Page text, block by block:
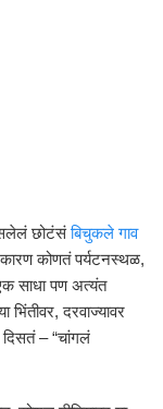
असलेलं छोटंसंबिचुकले गाव
कोणतं पर्यटनस्थळ,
साधा पण अत्यंत
भिंतीवर, दरवाज्यावर
दिसतं – “चांगलं